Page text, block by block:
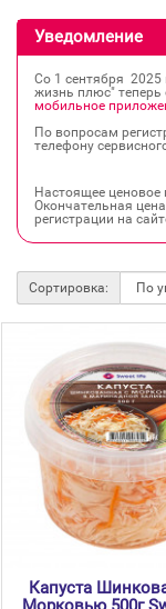
Уведомление
Со 1 сентября 2025
жизнь плюс" теперь
мобильное
По вопросам
телефону
Настоящее ценовое
Окончательная
регистрации на
Сортировка:
Капуста